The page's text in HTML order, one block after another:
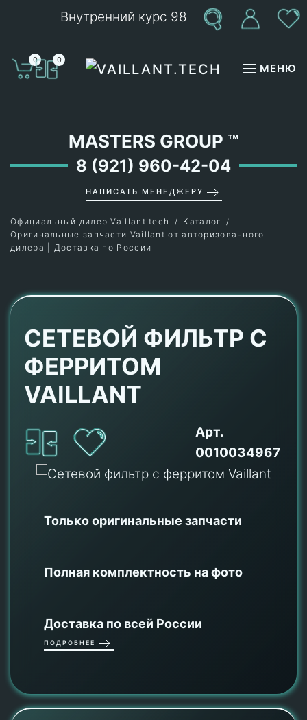
Внутренний курс 98
0 0
МЕНЮ
MASTERS GROUP ™
8 (921) 960-42-04
НАПИСАТЬ МЕНЕДЖЕРУ
Официальный дилер Vaillant.tech
Каталог
Оригинальные запчасти Vaillant от авторизованного
дилера | Доставка по России
СЕТЕВОЙ ФИЛЬТР С
ФЕРРИТОМ
VAILLANT
Арт.
0010034967
Только оригинальные запчасти
Полная комплектность на фото
Доставка по всей России
ПОДРОБНЕЕ